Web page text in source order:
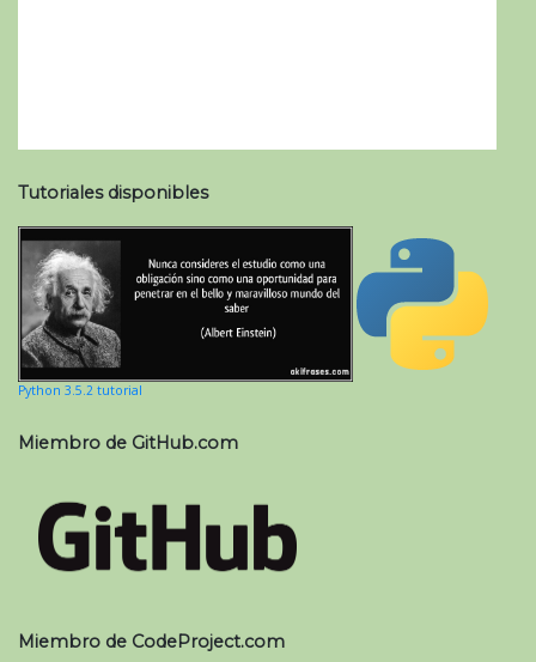
Tutoriales disponibles
Python 3.5.2 tutorial
Miembro de GitHub.com
Miembro de CodeProject.com